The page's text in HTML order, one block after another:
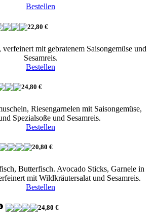
Bestellen
22,80 €
mit gebratenem Saisongemüse und
Sesamreis.
Bestellen
24,80 €
Riesengarnelen mit Saisongemüse,
Spezialsoße und Sesamreis.
Bestellen
20,80 €
Butterfisch. Avocado Sticks, Garnele in
mit Wildkräutersalat und Sesamreis.
Bestellen
24,80 €